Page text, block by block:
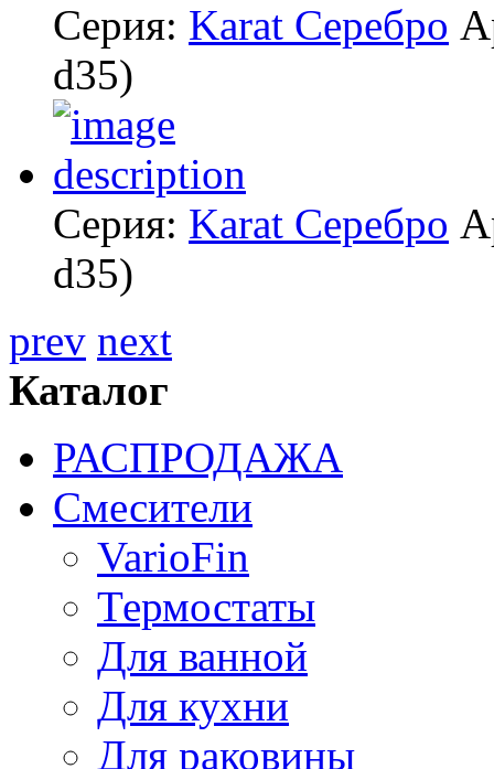
Серия: Karat Серебро
d35)
Серия: Karat Серебро
d35)
prev next
Каталог
РАСПРОДАЖА
Смесители
VarioFin
Термостаты
Для ванной
Для кухни
Для раковины